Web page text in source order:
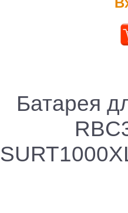
Батарея